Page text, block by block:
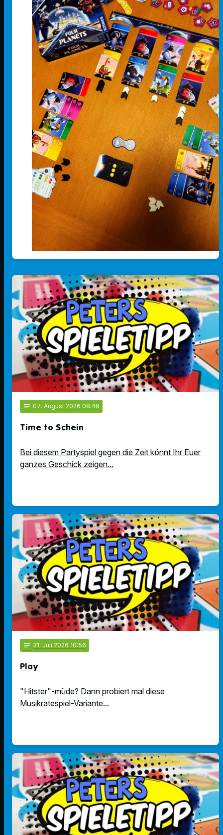
notes 07. August 2026 08:49
Time to Schein
Bei diesem Partyspiel gegen die Zeit könnt Ihr Euer
ganzes Geschick zeigen...
notes 31. Juli 2026 10:56
Play
"Hitster"-müde? Dann probiert mal diese
Musikratespiel-Variante...